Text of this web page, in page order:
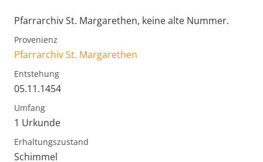
Pfarrarchiv St. Margarethen, keine alte Nummer.
Provenienz
Pfarrarchiv St. Margarethen
Entstehung
05.11.1454
Umfang
1 Urkunde
Erhaltungszustand
Schimmel